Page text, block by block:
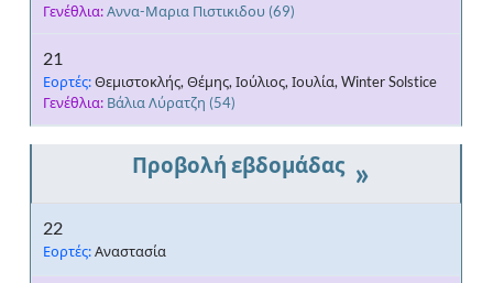
Γενέθλια:Αννα-Μαρια Πιστικιδου (69)
21
Εορτές:Θεμιστοκλής, Θέμης, Ιούλιος, Ιουλία, Winter Solstice
Γενέθλια: Βάλια Λύρατζη (54)
»
22
Εορτές:Αναστασία